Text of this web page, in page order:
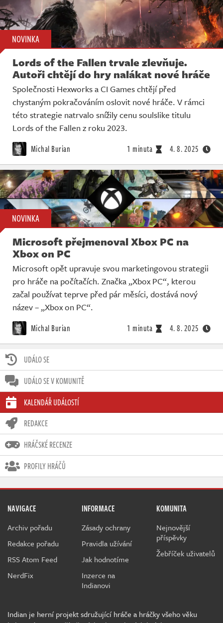
UDÁLO SE
UDÁLO SE V KOMUNITĚ
KALENDÁŘ UDÁLOSTÍ
REDAKCE
HRÁČSKÉ RECENZE
PROFILY HRÁČŮ
NOVINKA
Lords of the Fallen trvale zlevňuje.
Autoři chtějí do hry nalákat nové hráče
Společnosti Hexworks a CI Games chtějí před
chystaným pokračováním oslovit nové hráče. V rámci
této strategie natrvalo snížily cenu soulslike titulu
Lords of the Fallen z roku 2023.
Michal Burian 1 minuta 4. 8. 2025
NOVINKA
Microsoft přejmenoval Xbox PC na
Xbox on PC
Microsoft opět upravuje svou marketingovou strategii
pro hráče na počítačích. Značka „Xbox PC“, kterou
začal používat teprve před pár měsíci, dostává nový
název – „Xbox on PC“.
Michal Burian 1 minuta 4. 8. 2025
NAVIGACE
Archiv pořadu
Redakce pořadu
RSS Atom Feed
NerdFix
INFORMACE
Zásady ochrany
Pravidla užívání
Jak hodnotíme
Inzerce na
Indianovi
KOMUNITA
Nejnovější
příspěvky
Žebříček uživatelů
Indian je herní projekt sdružující hráče a hráčky všeho věku